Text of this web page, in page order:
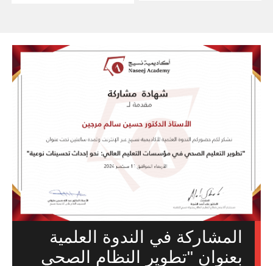
المشاركة في الندوة العلمية
بعنوان "تطوير النظام الصحي